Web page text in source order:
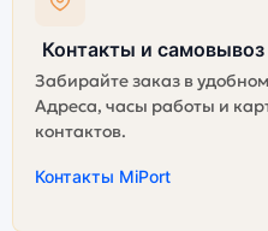
Контакты и самовывоз
Забирайте заказ в
Адреса, часы работы и
контактов.
Контакты MiPort